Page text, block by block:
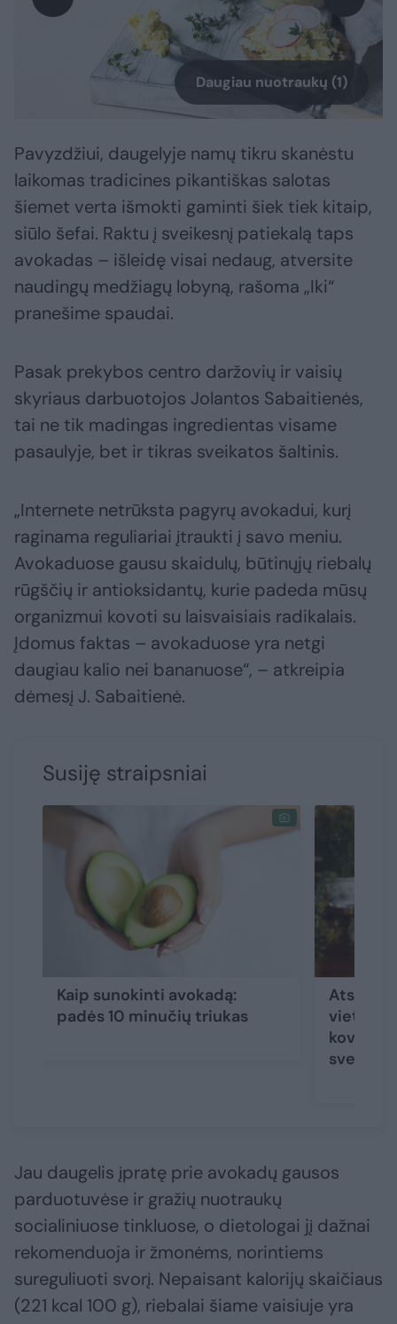
Daugiau nuotraukų (1)
Pavyzdžiui, daugelyje namų tikru skanėstu
laikomas tradicines pikantiškas salotas
šiemet verta išmokti gaminti šiek tiek kitaip,
siūlo šefai. Raktu į sveikesnį patiekalą taps
avokadas – išleidę visai nedaug, atversite
naudingų medžiagų lobyną, rašoma „Iki“
pranešime spaudai.
Pasak prekybos centro daržovių ir vaisių
skyriaus darbuotojos Jolantos Sabaitienės,
tai ne tik madingas ingredientas visame
pasaulyje, bet ir tikras sveikatos šaltinis.
„Internete netrūksta pagyrų avokadui, kurį
raginama reguliariai įtraukti į savo meniu.
Avokaduose gausu skaidulų, būtinųjų riebalų
rūgščių ir antioksidantų, kurie padeda mūsų
organizmui kovoti su laisvaisiais radikalais.
Įdomus faktas – avokaduose yra netgi
daugiau kalio nei bananuose“, – atkreipia
dėmesį J. Sabaitienė.
Susiję straipsniai
Kaip sunokinti avokadą:
padės 10 minučių triukas
vietoje
Jau daugelis įpratę prie avokadų gausos
parduotuvėse ir gražių nuotraukų
socialiniuose tinkluose, o dietologai jį dažnai
rekomenduoja ir žmonėms, norintiems
sureguliuoti svorį. Nepaisant kalorijų skaičiaus
(221 kcal 100 g), riebalai šiame vaisiuje yra